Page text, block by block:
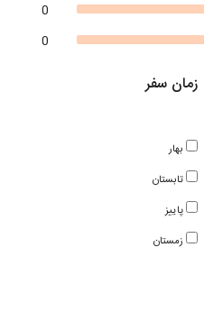
0
0
زمان سفر
بهار
تابستان
پاییز
زمستان